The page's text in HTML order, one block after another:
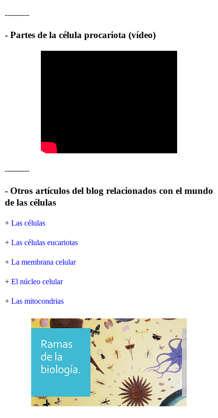
----------
- Partes de la célula procariota (vídeo)
----------
- Otros artículos del blog relacionados con el mundo
de las células
+ Las células
+ Las células eucariotas
+ La membrana celular
+ El núcleo celular
+ Las mitocondrias